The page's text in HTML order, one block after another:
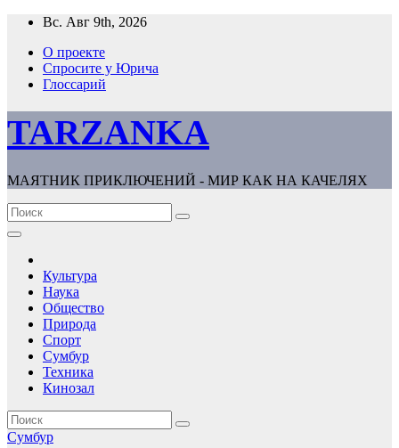
Перейти
содержимому
Вс. Авг 9th, 2026
О проекте
Спросите у Юрича
Глоссарий
TARZANKA
МАЯТНИК ПРИКЛЮЧЕНИЙ - МИР КАК НА КАЧЕЛЯХ
Культура
Наука
Общество
Природа
Спорт
Сумбур
Техника
Кинозал
Сумбур